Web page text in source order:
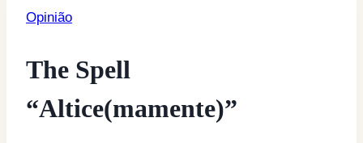
Opinião
The Spell
“Altice(mamente)”